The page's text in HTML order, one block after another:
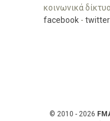
κοινωνικά
facebook - twitter
© 2010 - 2026